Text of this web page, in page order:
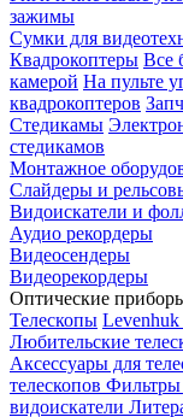
зажимы
Сумки для
Квадрокоптеры Все
камерой На пульте
квадрокоптеров
Стедикамы
стедикамов
Монтажное
Слайдеры и
Видоискатели и
Аудио рекордеры
Видеосендеры
Видеорекордеры
Оптические
Телескопы
Любительские
Аксессуары для
телескопов Фильтры
видоискатели